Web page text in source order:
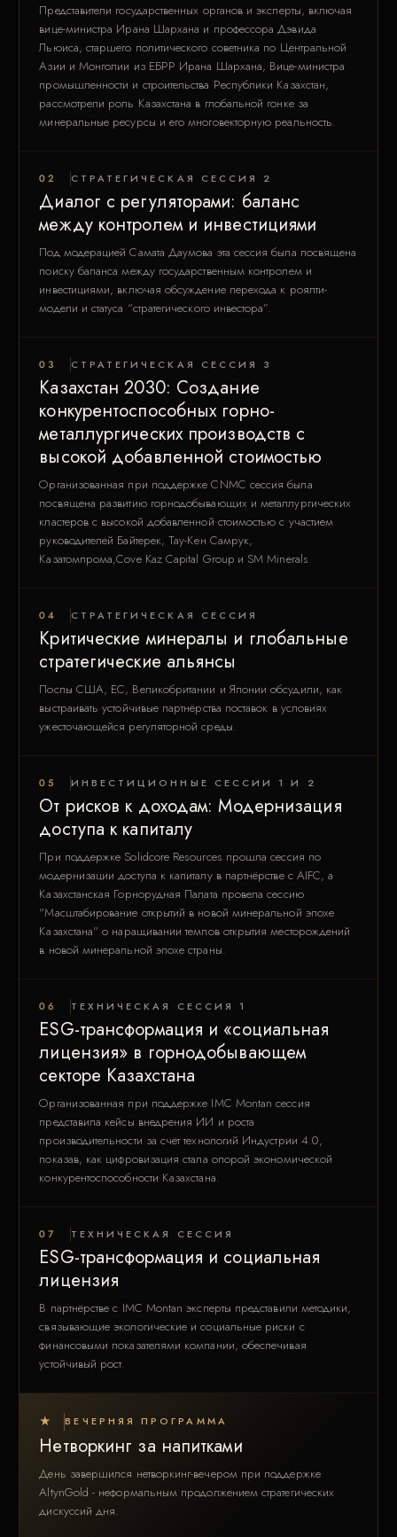
Представители государственных органов и эксперты, включая
вице-министра Ирана Шархана и профессора Дэвида
Льюиса, старшего политического советника по Центральной
Азии и Монголии из ЕБРР Ирана Шархана, Вице-министра
промышленности и строительства Республики Казахстан,
рассмотрели роль Казахстана в глобальной гонке за
минеральные ресурсы и его многовекторную реальность.
02 СТРАТЕГИЧЕСКАЯ СЕССИЯ 2
Диалог с регуляторами: баланс
между контролем и инвестициями
Под модерацией Самата Даумова эта сессия была посвящена
поиску баланса между государственным контролем и
инвестициями, включая обсуждение перехода к роялти-
модели и статуса “стратегического инвестора”.
03 СТРАТЕГИЧЕСКАЯ СЕССИЯ 3
Казахстан 2030: Создание
конкурентоспособных горно-
металлургических производств с
высокой добавленной стоимостью
Организованная при поддержке CNMC сессия была
посвящена развитию горнодобывающих и металлургических
кластеров с высокой добавленной стоимостью с участием
руководителей Байтерек, Тау-Кен Самрук,
Казатомпрома,Cove Kaz Capital Group и SM Minerals.
04 СТРАТЕГИЧЕСКАЯ СЕССИЯ
Критические минералы и глобальные
стратегические альянсы
Послы США, ЕС, Великобритании и Японии обсудили, как
выстраивать устойчивые партнёрства поставок в условиях
ужесточающейся регуляторной среды.
05 ИНВЕСТИЦИОННЫЕ СЕССИИ 1 И 2
От рисков к доходам: Модернизация
доступа к капиталу
При поддержке Solidcore Resources прошла сессия по
модернизации доступа к капиталу в партнёрстве с AIFC, а
Казахстанская Горнорудная Палата провела сессию
"Масштабирование открытий в новой минеральной эпохе
Казахстана" о наращивании темпов открытия месторождений
в новой минеральной эпохе страны.
06 ТЕХНИЧЕСКАЯ СЕССИЯ 1
ESG-трансформация и «социальная
лицензия» в горнодобывающем
секторе Казахстана
Организованная при поддержке IMC Montan cессия
представила кейсы внедрения ИИ и роста
производительности за счёт технологий Индустрии 4.0,
показав, как цифровизация стала опорой экономической
конкурентоспособности Казахстана.
07 ТЕХНИЧЕСКАЯ СЕССИЯ
ESG-трансформация и социальная
лицензия
В партнёрстве с IMC Montan эксперты представили методики,
связывающие экологические и социальные риски с
финансовыми показателями компании, обеспечивая
устойчивый рост.
★ ВЕЧЕРНЯЯ ПРОГРАММА
Нетворкинг за напитками
День завершился нетворкинг-вечером при поддержке
AltynGold - неформальным продолжением стратегических
дискуссий дня.